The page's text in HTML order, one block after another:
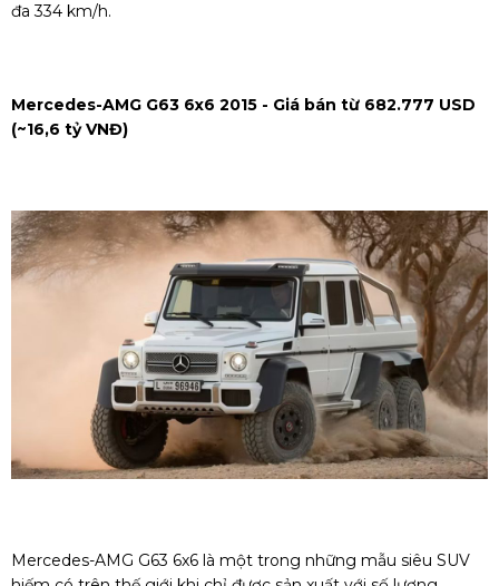
đa 334 km/h.
Mercedes-AMG G63 6x6 2015 - Giá bán từ 682.777 USD
(~16,6 tỷ VNĐ)
Mercedes-AMG G63 6x6 là một trong những mẫu siêu SUV